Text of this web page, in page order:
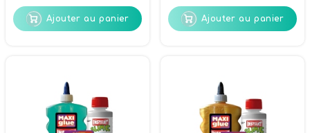
Ajouter au panier Ajouter au panier